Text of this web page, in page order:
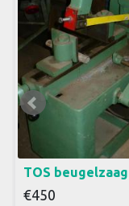
€450
200 mm Nieuw
mm h.o.h. gaatjes
verstelbaar tot 45
lengte instelling
voor aansluiten
excl. pomp 2
omleggen V-
1966 De prijs is